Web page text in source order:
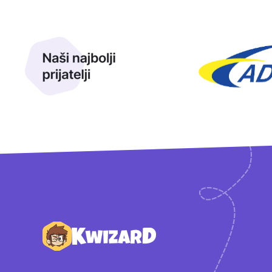
Podnožje